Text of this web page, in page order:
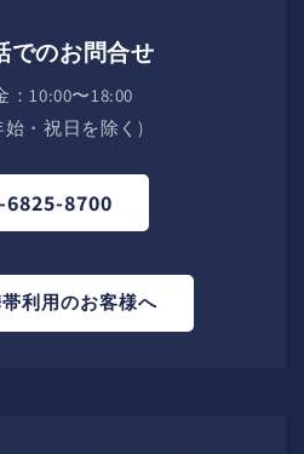
でのお問合せ
：10:00〜18:00
始・祝日を除く)
6825-8700
帯利用のお客様へ